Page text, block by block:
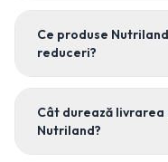
Ce produse
reduceri?
Cât durează
Nutriland?